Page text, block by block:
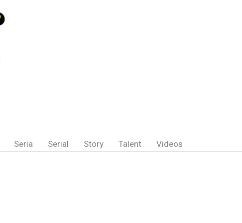
Seria Serial Story Talent Videos